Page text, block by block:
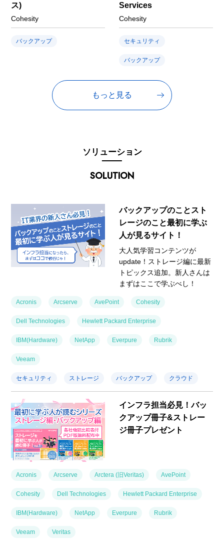
ス)
Cohesity
バックアップ
Services
Cohesity
セキュリティ
バックアップ
もっと見る
SOLUTION
ソリューション
バックアップのことスト
レージのこと最初に学ぶ
人が見るサイト！
大人気学習コンテンツが
update！ストレージ編に最新
トピックス追加。新人さんは
まずはここで学ぶべし！
Acronis Arcserve AvePoint Cohesity
Dell Technologies Hewlett Packard Enterprise
IBM(Hardware) NetApp Everpure Rubrik
Veeam
セキュリティ ストレージ バックアップ クラウド
インフラ担当必見！バッ
クアップ冊子&ストレー
ジ冊子プレゼント
Acronis Arcserve Arctera (旧Veritas) AvePoint
Cohesity Dell Technologies Hewlett Packard Enterprise
IBM(Hardware) NetApp Everpure Rubrik
Veeam Veritas